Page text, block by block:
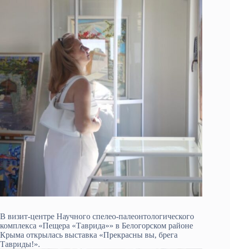
В визит-центре Научного спелео-палеонтологического
комплекса «Пещера «Таврида»» в Белогорском районе
Крыма открылась выставка «Прекрасны вы, брега
Тавриды!».